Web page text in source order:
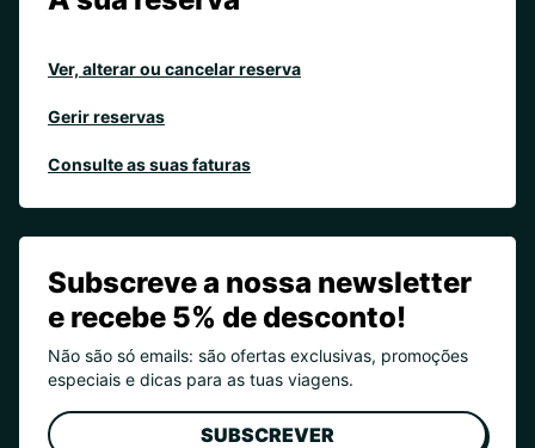
Ver, alterar ou cancelar reserva
Gerir reservas
Consulte as suas faturas
Subscreve a nossa newsletter
e recebe 5% de desconto!
Não são só emails: são ofertas exclusivas, promoções
especiais e dicas para as tuas viagens.
SUBSCREVER